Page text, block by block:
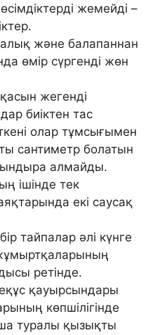
жемейді –
және балапаннан
өмір сүргенді жөн
жегенді
биіктен тас
олар тұмсығымен
сантиметр болатын
алмайды.
ішінде тек
екі саусақ
тайпалар әлі күнге
ретінде.
қауырсындары
көпшілігінде
туралы қызықты